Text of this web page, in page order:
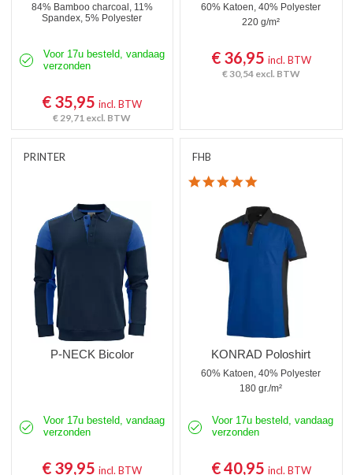
84% Bamboo charcoal, 11%
Spandex, 5% Polyester
Voor 17u besteld, vandaag
verzonden
€ 35,95incl. BTW
€ 29,71 excl. BTW
60% Katoen, 40% Polyester
220 g/m²
€ 36,95 incl. BTW
€ 30,54 excl. BTW
PRINTER
P-NECK Bicolor
Voor 17u besteld, vandaag
verzonden
€ 39,95incl. BTW
FHB
5.0 star rating
KONRAD Poloshirt
60% Katoen, 40% Polyester
180 gr./m²
Voor 17u besteld, vandaag
verzonden
€ 40,95 incl. BTW